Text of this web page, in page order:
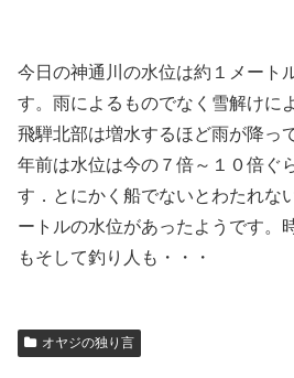
今日の神通川の水位は約１メート
す。雨によるものでなく雪解けに
飛騨北部は増水するほど雨が降っ
年前は水位は今の７倍～１０倍ぐ
す．とにかく船でないとわたれな
ートルの水位があったようです。
もそして釣り人も・・・
オヤジの独り言